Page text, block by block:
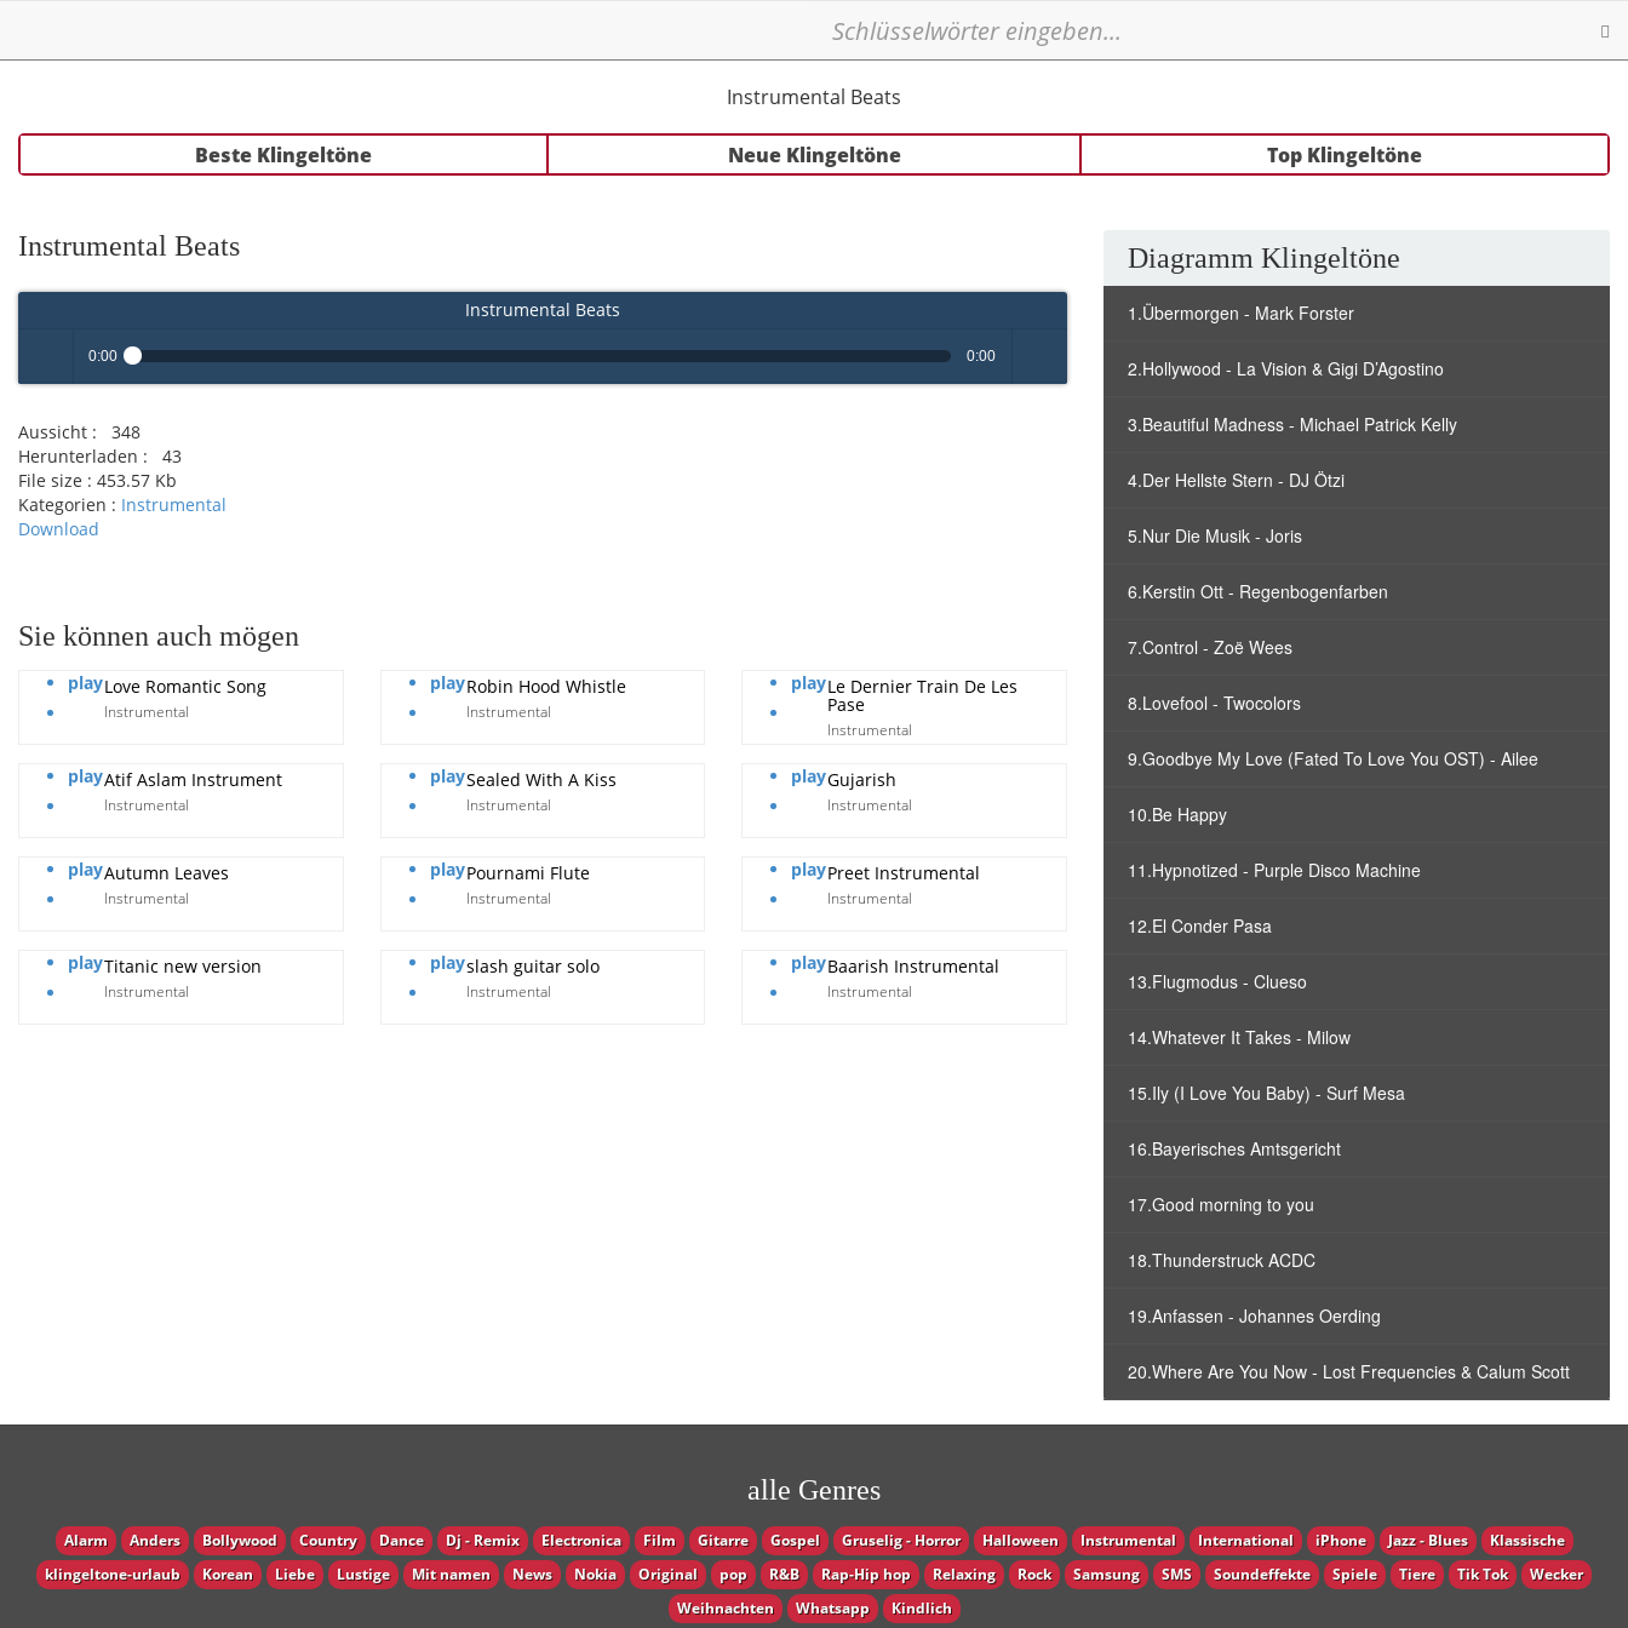
Instrumental Beats
Beste Klingeltöne Neue Klingeltöne Top Klingeltöne
Instrumental Beats
Instrumental Beats
Play /
0:00 0:00
Aussicht :
348
Herunterladen :
43
File size : 453.57 Kb
Kategorien : Instrumental
Download
Sie können auch mögen
playLove Romantic Song
Instrumental
playRobin Hood Whistle
Instrumental
playLe Dernier Train De Les
Pase
Instrumental
playAtif Aslam Instrument
Instrumental
playSealed With A Kiss
Instrumental
playGujarish
Instrumental
playAutumn Leaves
Instrumental
playPournami Flute
Instrumental
playPreet Instrumental
Instrumental
playTitanic new version
Instrumental
playslash guitar solo
Instrumental
playBaarish Instrumental
Instrumental
Diagramm Klingeltöne
1.Übermorgen - Mark Forster
2.Hollywood - La Vision & Gigi D’Agostino
3.Beautiful Madness - Michael Patrick Kelly
4.Der Hellste Stern - DJ Ötzi
5.Nur Die Musik - Joris
6.Kerstin Ott - Regenbogenfarben
7.Control - Zoë Wees
8.Lovefool - Twocolors
9.Goodbye My Love (Fated To Love You OST) - Ailee
10.Be Happy
11.Hypnotized - Purple Disco Machine
12.El Conder Pasa
13.Flugmodus - Clueso
14.Whatever It Takes - Milow
15.Ily (I Love You Baby) - Surf Mesa
16.Bayerisches Amtsgericht
17.Good morning to you
18.Thunderstruck ACDC
19.Anfassen - Johannes Oerding
20.Where Are You Now - Lost Frequencies & Calum Scott
alle Genres
Alarm Anders Bollywood Country Dance Dj - Remix Electronica Film Gitarre Gospel Gruselig - Horror Halloween Instrumental International iPhone Jazz - Blues
Klassische
klingeltone-urlaub
Korean Liebe Lustige Mit namen News Nokia Original pop R&B Rap-Hip hop Relaxing Rock Samsung SMS Soundeffekte Spiele Tiere Tik Tok
Wecker
Weihnachten
Whatsapp Кindlich